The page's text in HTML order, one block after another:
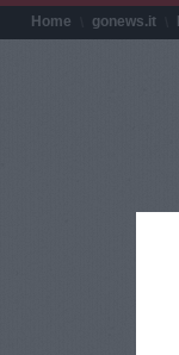
Home gonews.it